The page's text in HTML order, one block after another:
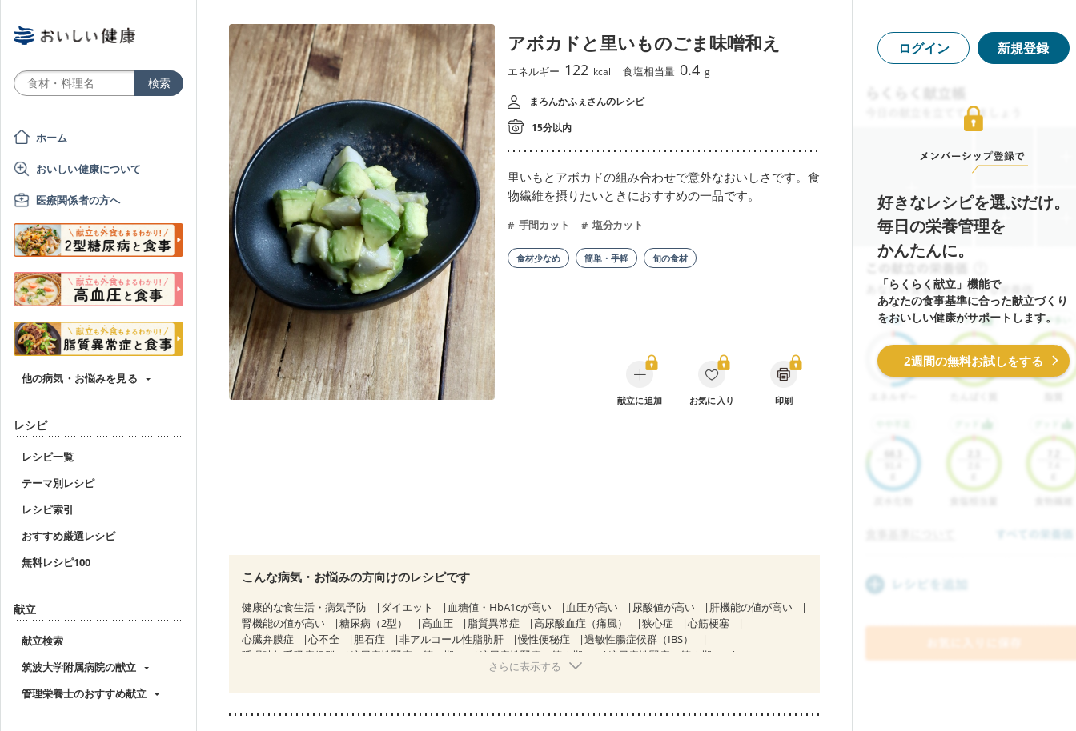
ホーム
おいしい健康について
医療関係者の方へ
他の病気・お悩みを見る
レシピ
レシピ一覧
テーマ別レシピ
レシピ索引
おすすめ厳選レシピ
無料レシピ100
献立
献立検索
筑波大学附属病院の献立
管理栄養士のおすすめ献立
アボカドと里いものごま味噌和え
エネルギー 122 kcal 食塩相当量 0.4 g
まろんかふぇさんのレシピ
15分以内
里いもとアボカドの組み合わせで意外なおいしさです。食
物繊維を摂りたいときにおすすめの一品です。
手間カット 塩分カット
食材少なめ 簡単・手軽 旬の食材
献立に追加 お気に入り 印刷
こんな病気・お悩みの方向けのレシピです
健康的な食生活・病気予防 ダイエット 血糖値・HbA1cが高い 血圧が高い 尿酸値が高い
肝機能の値が高い
腎機能の値が高い
糖尿病（2型） 高血圧 脂質異常症 高尿酸血症（痛風） 狭心症
心筋梗塞
心臓弁膜症
心不全 胆石症 非アルコール性脂肪肝 慢性便秘症
過敏性腸症候群（IBS）
睡眠時無呼吸症候群
糖尿病性腎症（第１期） 糖尿病性腎症（第２期）
糖尿病性腎症（第３期）
CKD（ステージ３a）
乳がん（抗がん剤治療中）
妊婦健診・血糖値が気になる（初期）
妊娠高血圧(中期) 妊娠糖尿病(初期) 産後（母乳）
産後（混合栄養）
さらに表示する
ログイン 新規登録
好きなレシピを選ぶだけ。
毎日の栄養管理を
かんたんに。
「らくらく献立」機能で
あなたの食事基準に合った献立づくり
をおいしい健康がサポートします。
2週間の無料お試しをする